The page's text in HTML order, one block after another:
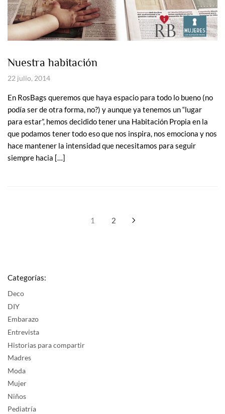
Nuestra habitación
22 julio, 2014
En RosBags queremos que haya espacio para todo lo bueno (no
podía ser de otra forma, no?) y aunque ya tenemos un “lugar
para estar”, hemos decidido tener una Habitación Propia en la
que podamos tener todo eso que nos inspira, nos emociona y nos
hace mantener la intensidad que necesitamos para seguir
siempre hacia […]
1 2
Categorías:
Deco
DIY
Embarazo
Entrevista
Historias para compartir
Madres
Moda
Mujer
Niños
Pediatría